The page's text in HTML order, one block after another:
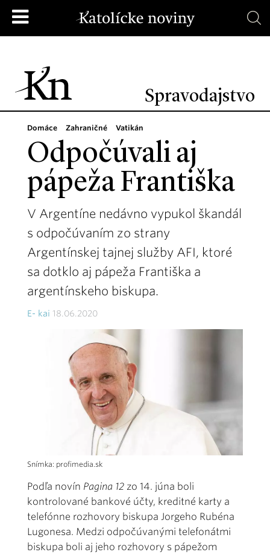
Spravodajstvo
Domáce Zahraničné Vatikán
Odpočúvali aj
pápeža Františka
V Argentíne nedávno vypukol škandál
s odpočúvaním zo strany
Argentínskej tajnej služby AFI, ktoré
sa dotklo aj pápeža Františka a
argentínskeho biskupa.
E- kai 18.06.2020
Snímka: profimedia.sk
Podľa novín Pagina 12 zo 14. júna boli
kontrolované bankové účty, kreditné karty a
telefónne rozhovory biskupa Jorgeho Rubéna
Lugonesa. Medzi odpočúvanými telefonátmi
biskupa boli aj jeho rozhovory s pápežom